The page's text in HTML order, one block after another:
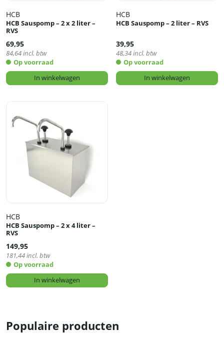
HCB
HCB Sauspomp – 2 x 2 liter –
RVS
69,95
84,64incl. btw
Op voorraad
In winkelwagen
HCB
HCB Sauspomp – 2 liter – RVS
39,95
48,34incl. btw
Op voorraad
In winkelwagen
HCB
HCB Sauspomp – 2 x 4 liter –
RVS
149,95
181,44incl. btw
Op voorraad
In winkelwagen
Populaire producten